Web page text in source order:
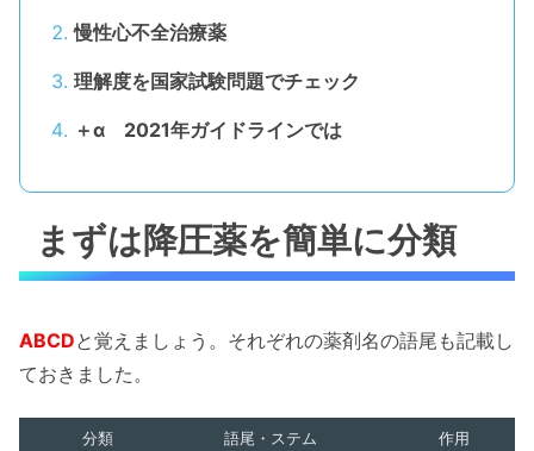
慢性心不全治療薬
理解度を国家試験問題でチェック
＋α 2021年ガイドラインでは
まずは降圧薬を簡単に分類
ABCDと覚えましょう。それぞれの薬剤名の語尾も記載し
ておきました。
分類 語尾・ステム 作用